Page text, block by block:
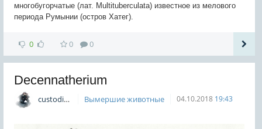
многобугорчатые (лат. Multituberculata) известное из мелового
периода Румынии (остров Хатег).
0 0 0
Decennatherium
custodian Вымершие животные 04.10.2018 19:43